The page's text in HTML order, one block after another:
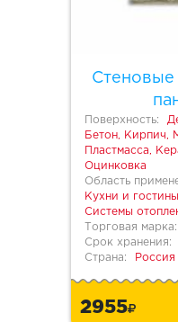
Стеновые
Поверхность:
Бетон, Кирпич,
Пластмасса,
Оцинковка
Область
Кухни и
Системы
Торговая марка:
Срок хранения:
Страна:
Россия
2955